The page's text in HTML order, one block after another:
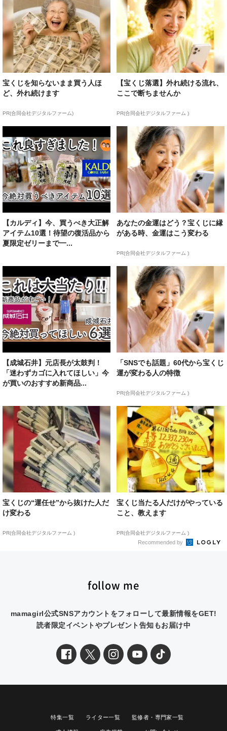
宝くじを知らないまま買う人ほ
ど、外れ続けます
PR(合同会社デジタルファーム)
【宝くじ落選】外れ続ける流れ、
ここで断ちませんか
PR(合同会社デジタルファーム )
【カルディ】今、買うべき大正解
アイテム10選！待望の復活品から
夏限定ゼリーまで一...
あなたの金運はどう？宝くじに縁
がある時、金運はこう変わる
PR(合同会社デジタルファーム )
【成城石井】元店長が太鼓判！
「迷わずカゴに入れてほしい」今
が買いのおすすめ新商品...
「SNSでも話題」60代から宝くじ
運が変わる人の特徴
PR(合同会社デジタルファーム )
宝くじの“運任せ”から抜けた人だ
け変わる
PR(合同会社デジタルファーム )
宝くじ当たる人だけがやっている
こと、教えます
PR(合同会社デジタルファーム )
Recommended by
follow me
mamagirl公式SNSアカウントをフォローして最新情報をGET!
読者限定イベントやプレゼント告知もお届け中
特集一覧 ライター一覧 監修者・専門家一覧